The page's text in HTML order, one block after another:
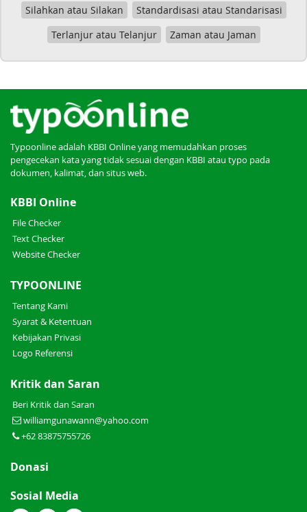
Silahkan atau Silakan
Standardisasi atau Standarisasi
Terlanjur atau Telanjur
Zaman atau Jaman
Typoonline adalah KBBI Online yang memudahkan proses
pengecekan kata yang tidak sesuai dengan KBBI atau typo pada
dokumen, kalimat, dan situs web.
KBBI Online
File Checker
Text Checker
Website Checker
TYPOONLINE
Tentang Kami
Syarat & Ketentuan
Kebijakan Privasi
Logo Referensi
Kritik dan Saran
Beri Kritik dan Saran
williamgunawann@yahoo.com
+62 83875755726
Donasi
Sosial Media